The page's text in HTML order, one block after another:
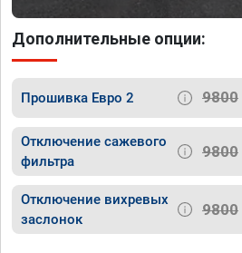
Дополнительные опции:
Прошивка Евро 2 9800
Отключение сажевого
фильтра
9800
Отключение вихревых
заслонок
9800